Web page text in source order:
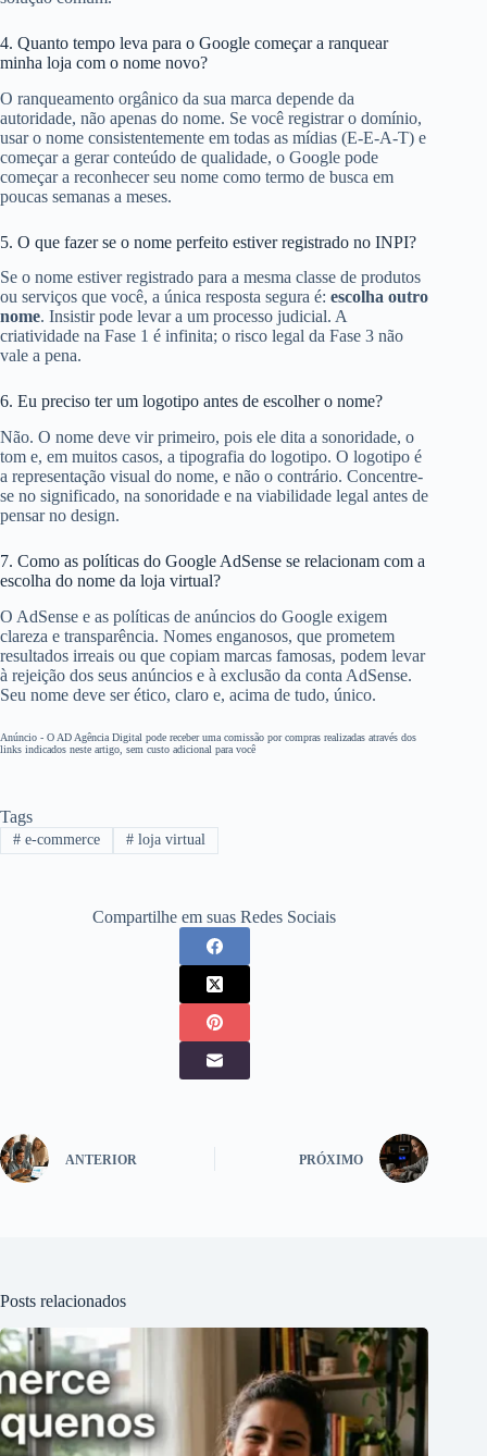
4. Quanto tempo leva para o Google começar a ranquear
minha loja com o nome novo?
O ranqueamento orgânico da sua marca depende da
autoridade, não apenas do nome. Se você registrar o domínio,
usar o nome consistentemente em todas as mídias (E-E-A-T) e
começar a gerar conteúdo de qualidade, o Google pode
começar a reconhecer seu nome como termo de busca em
poucas semanas a meses.
5. O que fazer se o nome perfeito estiver registrado no INPI?
Se o nome estiver registrado para a mesma classe de produtos
ou serviços que você, a única resposta segura é: escolha outro
nome. Insistir pode levar a um processo judicial. A
criatividade na Fase 1 é infinita; o risco legal da Fase 3 não
vale a pena.
6. Eu preciso ter um logotipo antes de escolher o nome?
Não. O nome deve vir primeiro, pois ele dita a sonoridade, o
tom e, em muitos casos, a tipografia do logotipo. O logotipo é
a representação visual do nome, e não o contrário. Concentre-
se no significado, na sonoridade e na viabilidade legal antes de
pensar no design.
7. Como as políticas do Google AdSense se relacionam com a
escolha do nome da loja virtual?
O AdSense e as políticas de anúncios do Google exigem
clareza e transparência. Nomes enganosos, que prometem
resultados irreais ou que copiam marcas famosas, podem levar
à rejeição dos seus anúncios e à exclusão da conta AdSense.
Seu nome deve ser ético, claro e, acima de tudo, único.
Anúncio - O AD Agência Digital pode receber uma comissão por compras realizadas através dos
links indicados neste artigo, sem custo adicional para você
Tags
#e-commerce #loja virtual
Compartilhe em suas Redes Sociais
ANTERIOR PRÓXIMO
Posts relacionados